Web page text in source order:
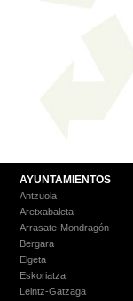
AYUNTAMIENTOS
Antzuola
Aretxabaleta
Arrasate-Mondragón
Bergara
Elgeta
Eskoriatza
Leintz-Gatzaga